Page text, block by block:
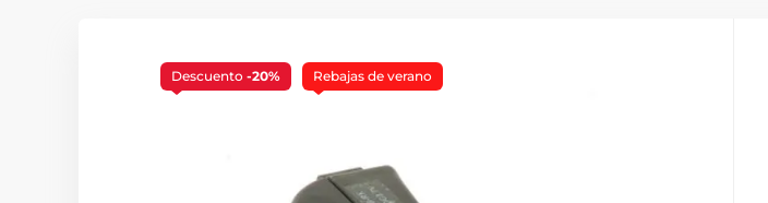
Descuento -20% Rebajas de verano